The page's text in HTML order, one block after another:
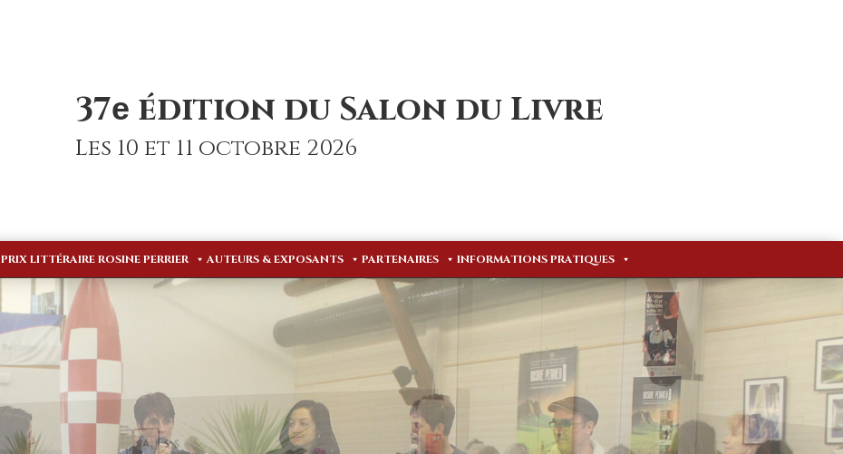
37e édition du Salon du Livre
Les 10 et 11 octobre 2026
PRIX LITTÉRAIRE ROSINE PERRIER AUTEURS & EXPOSANTS PARTENAIRES INFORMATIONS PRATIQUES